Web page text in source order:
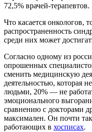
72,5% врачей-терапевтов.
Что касается онкологов,
распространенность
среди них может
Согласно одному из
опрошенных
сменить медицинскую
деятельностью, которая
людьми, 20% — не
эмоционального
сравнению с докторами
максимален. Он почти
работающих в хосписах.